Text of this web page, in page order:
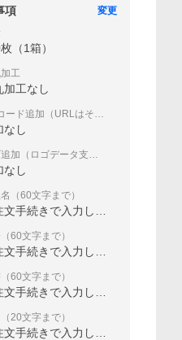
項
変更
（1箱）
工
加工なし
ード追加（URLはその
はご要望欄へ）
なし
追加（ロゴデータ支給
なし
（60文字まで）
文手続きで入力して
60文字まで）
文手続きで入力して
60文字まで）
文手続きで入力して
20文字まで）
文手続きで入力して